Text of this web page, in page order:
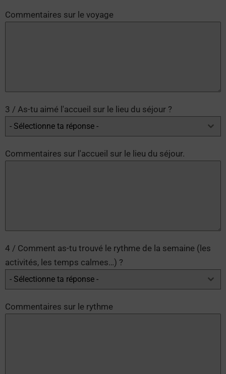
Commentaires sur le voyage
3 / As-tu aimé l'accueil sur le lieu du séjour ?
- Sélectionne ta réponse -
Commentaires sur l'accueil sur le lieu du séjour.
4 / Comment as-tu trouvé le rythme de la semaine (les
activités, les temps calmes…) ?
- Sélectionne ta réponse -
Commentaires sur le rythme